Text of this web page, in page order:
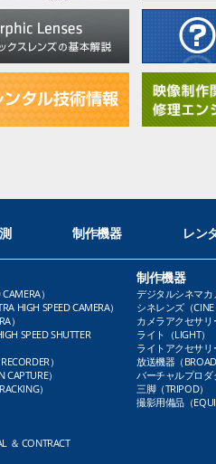
制作機器 レン
）
HIGH SPEED CAMERA）
）
SPEED SHUTTER
）
）
）
＆ CONTRACT
制作機器
デジタルシネマカ
シネレンズ（CINE
カメラアクセサリ
ライト（LIGHT）
ライトアクセサリ
放送機器（
バーチャルプロダ
三脚（TRIPOD）
撮影用備品（